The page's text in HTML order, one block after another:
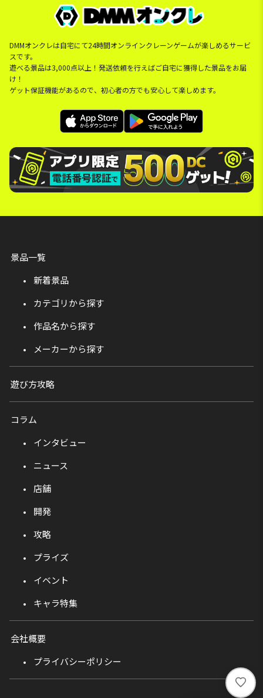
DMMオンクレは自宅にて24時間オンラインクレーンゲームが楽しめるサービ
スです。
遊べる景品は3,000点以上！発送依頼を行えばご自宅に獲得した景品をお届
け！
ゲット保証機能があるので、初心者の方でも安心して楽しめます。
い
い
景品一覧
新着景品
カテゴリから探す
作品名から探す
メーカーから探す
遊び方攻略
コラム
インタビュー
ニュース
店舗
開発
攻略
プライズ
イベント
キャラ特集
会社概要
プライバシーポリシー